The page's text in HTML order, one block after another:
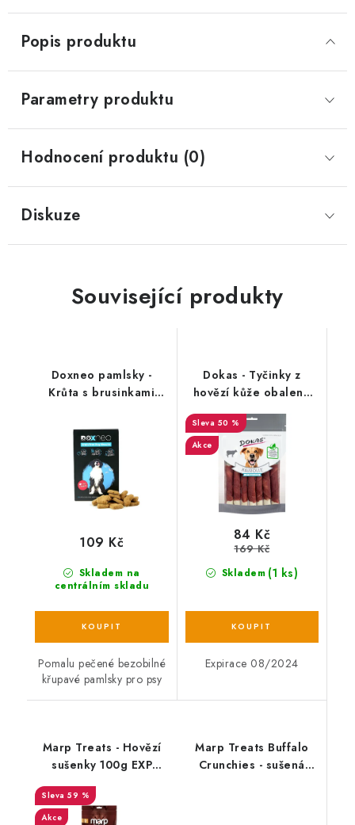
Popis produktu
Parametry produktu
Hodnocení produktu (0)
Diskuze
Související produkty
Doxneo pamlsky -
Krůta s brusinkami
Skladem na
centrálním skladu
109 Kč
Pomalu pečené bezobilné
křupavé pamlsky pro psy
Dokas - Tyčinky z
hovězí kůže obalené
hovězím 190g
50 %
Akce
Skladem (1 ks)
84 Kč
169 Kč
Expirace 08/2024
Marp Treats - Hovězí
sušenky 100g EXP
59 %
Akce
Marp Treats Buffalo
Crunchies - sušená